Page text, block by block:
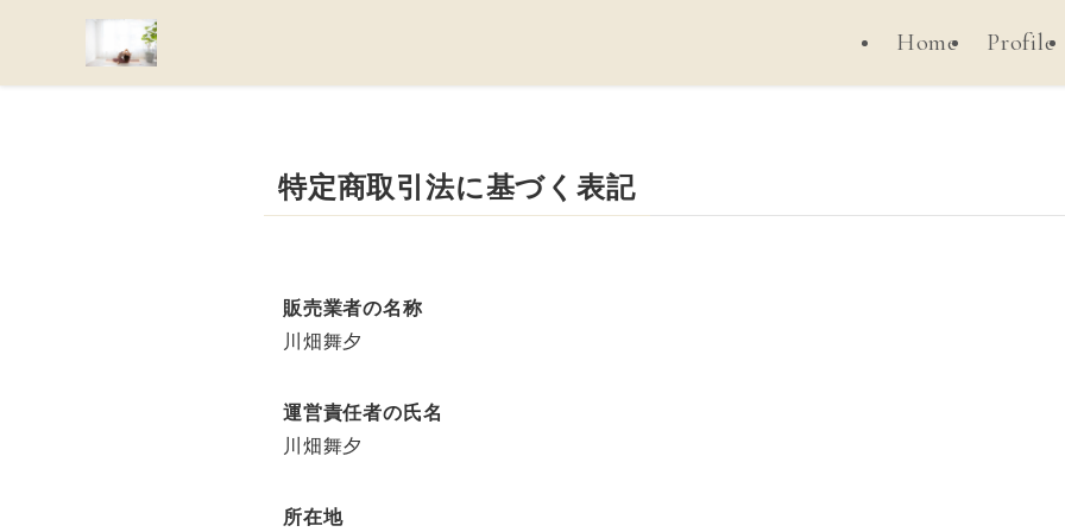
Home Profile
特定商取引法に基づく表記
販売業者の名称
川畑舞夕
運営責任者の氏名
川畑舞夕
所在地